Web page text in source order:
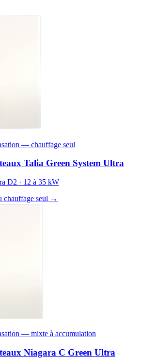
— chauffage seul
Talia Green System Ultra
D2 · 12 à 35 kW
chauffage seul →
— mixte à accumulation
Niagara C Green Ultra